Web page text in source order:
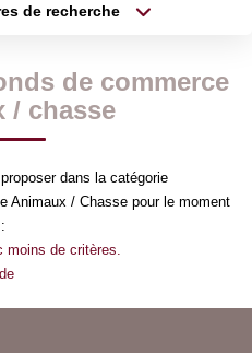
de recherche
Surface min
de commerce
/ chasse
dans la catégorie
Animaux / Chasse pour le moment
moins de critères.